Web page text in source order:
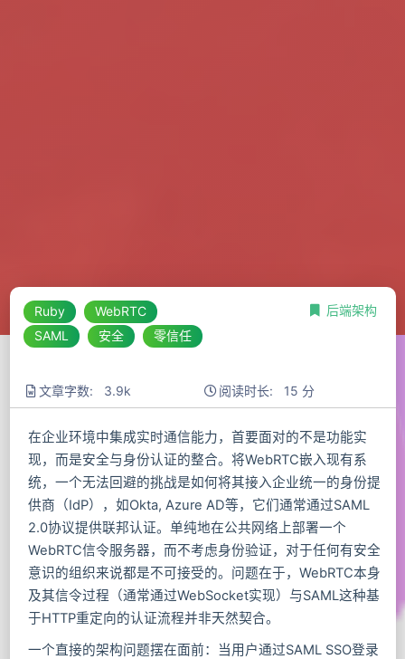
Ruby
WebRTC
SAML
安全 零信任
后端架构
文章字数: 3.9k 阅读时长: 15 分
在企业环境中集成实时通信能力，首要面对的不是功能实
现，而是安全与身份认证的整合。将WebRTC嵌入现有系
统，一个无法回避的挑战是如何将其接入企业统一的身份提
供商（IdP），如Okta, Azure AD等，它们通常通过SAML
2.0协议提供联邦认证。单纯地在公共网络上部署一个
WebRTC信令服务器，而不考虑身份验证，对于任何有安全
意识的组织来说都是不可接受的。问题在于，WebRTC本身
及其信令过程（通常通过WebSocket实现）与SAML这种基
于HTTP重定向的认证流程并非天然契合。
一个直接的架构问题摆在面前：当用户通过SAML SSO登录